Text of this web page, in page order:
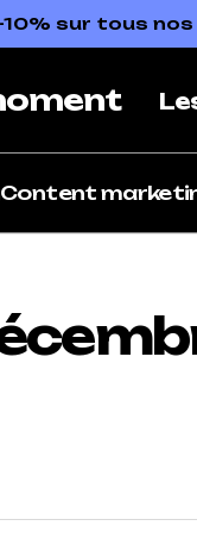
10% sur tous
Content